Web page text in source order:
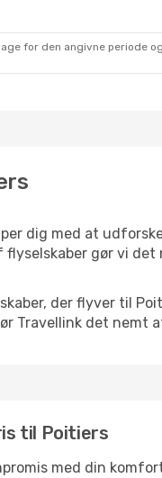
for den angivne periode
dig med at
gør vi
der flyver til
Travellink det
til Poitiers
med din